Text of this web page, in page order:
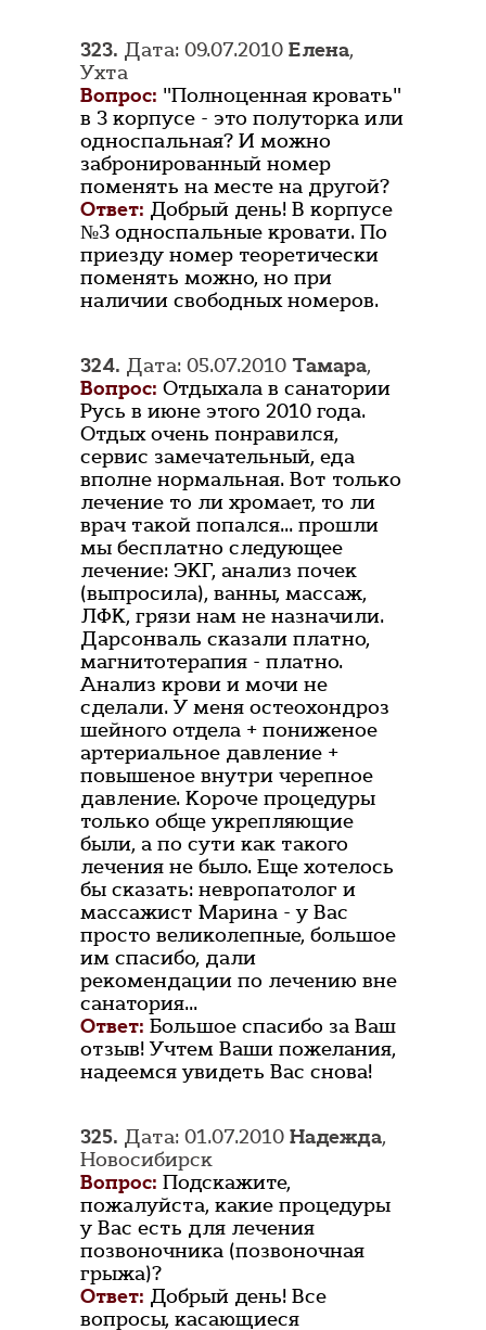
323. Дата: 09.07.2010 Елена,
Ухта
Вопрос: "Полноценная кровать"
в 3 корпусе - это полуторка или
односпальная? И можно
забронированный номер
поменять на месте на другой?
Ответ: Добрый день! В корпусе
№3 односпальные кровати. По
приезду номер теоретически
поменять можно, но при
наличии свободных номеров.
324. Дата: 05.07.2010 Тамара,
Вопрос: Отдыхала в санатории
Русь в июне этого 2010 года.
Отдых очень понравился,
сервис замечательный, еда
вполне нормальная. Вот только
лечение то ли хромает, то ли
врач такой попался... прошли
мы бесплатно следующее
лечение: ЭКГ, анализ почек
(выпросила), ванны, массаж,
ЛФК, грязи нам не назначили.
Дарсонваль сказали платно,
магнитотерапия - платно.
Анализ крови и мочи не
сделали. У меня остеохондроз
шейного отдела + пониженое
артериальное давление +
повышеное внутри черепное
давление. Короче процедуры
только обще укрепляющие
были, а по сути как такого
лечения не было. Еще хотелось
бы сказать: невропатолог и
массажист Марина - у Вас
просто великолепные, большое
им спасибо, дали
рекомендации по лечению вне
санатория...
Ответ: Большое спасибо за Ваш
отзыв! Учтем Ваши пожелания,
надеемся увидеть Вас снова!
325. Дата: 01.07.2010 Надежда,
Новосибирск
Вопрос: Подскажите,
пожалуйста, какие процедуры
у Вас есть для лечения
позвоночника (позвоночная
грыжа)?
Ответ: Добрый день! Все
вопросы, касающиеся